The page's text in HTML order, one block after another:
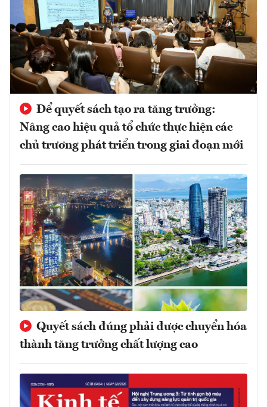
Để quyết sách tạo ra tăng trưởng:
Nâng cao hiệu quả tổ chức thực hiện các
chủ trương phát triển trong giai đoạn mới
Quyết sách đúng phải được chuyển hóa
thành tăng trưởng chất lượng cao